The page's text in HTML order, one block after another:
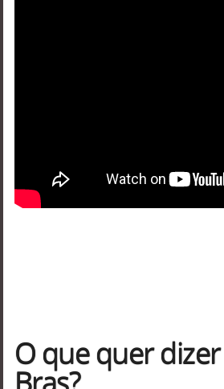
O que quer
Bras?